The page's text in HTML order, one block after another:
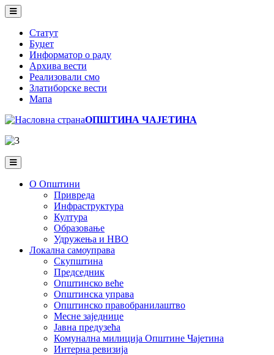
Skip
to
main
content
Статут
Буџет
Информатор о раду
Архива вести
Реализовали смо
Златиборске вести
Мапа
ОПШТИНА ЧАЈЕТИНА
О Општини
Привреда
Инфраструктура
Култура
Образовање
Удружења и НВО
Локална самоуправа
Скупштина
Председник
Општинско веће
Општинска управа
Општинско правобранилаштво
Месне заједнице
Јавна предузећа
Комунална милиција Општине Чајетина
Интерна ревизија